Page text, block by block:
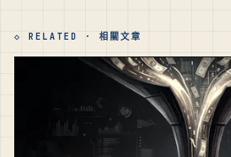
◇ RELATED · 相關文章